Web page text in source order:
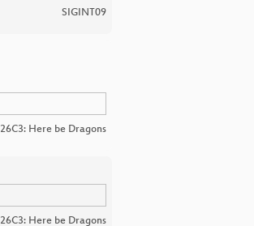
SIGINT09
26C3: Here be Dragons
26C3: Here be Dragons